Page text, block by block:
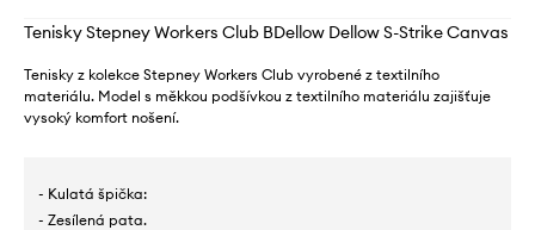
Tenisky Stepney Workers Club BDellow Dellow S-Strike Canvas
Tenisky z kolekce Stepney Workers Club vyrobené z textilního
materiálu. Model s měkkou podšívkou z textilního materiálu zajišťuje
vysoký komfort nošení.
- Kulatá špička:
- Zesílená pata.